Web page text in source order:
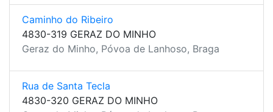
Caminho do Ribeiro
4830-319 GERAZ DO MINHO
Geraz do Minho, Póvoa de Lanhoso, Braga
Rua de Santa Tecla
4830-320 GERAZ DO MINHO